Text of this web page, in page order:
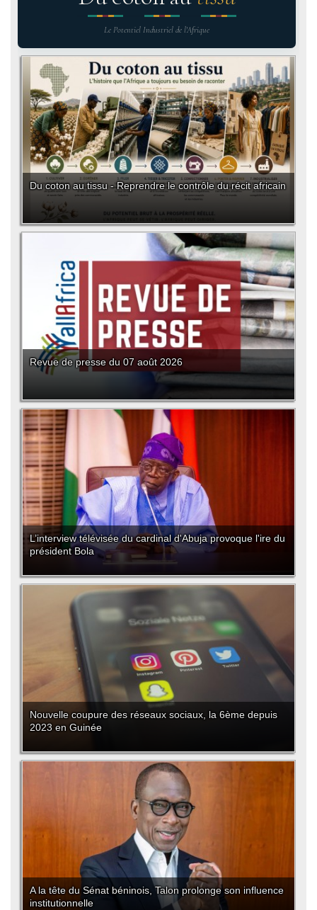
Le Potentiel Industriel de l'Afrique
Du coton au tissu - Reprendre le contrôle du récit africain
Revue de presse du 07 août 2026
L’interview télévisée du cardinal d'Abuja provoque l'ire du
président Bola
Nouvelle coupure des réseaux sociaux, la 6ème depuis
2023 en Guinée
A la tête du Sénat béninois, Talon prolonge son influence
institutionnelle